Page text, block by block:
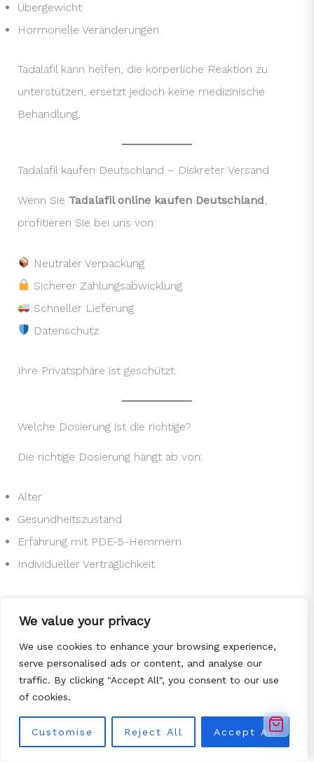
We value your privacy
We use cookies to enhance your browsing experience,
serve personalised ads or content, and analyse our
traffic. By clicking "Accept All", you consent to our use
of cookies.
Customise Reject All Accept All
Übergewicht
Hormonelle Veränderungen
Tadalafil kann helfen, die körperliche Reaktion zu
unterstützen, ersetzt jedoch keine medizinische
Behandlung.
Tadalafil kaufen Deutschland – Diskreter Versand
Wenn Sie Tadalafil online kaufen Deutschland,
profitieren Sie bei uns von:
Neutraler Verpackung
Sicherer Zahlungsabwicklung
Schneller Lieferung
Datenschutz
Ihre Privatsphäre ist geschützt.
Welche Dosierung ist die richtige?
Die richtige Dosierung hängt ab von:
Alter
Gesundheitszustand
Erfahrung mit PDE-5-Hemmern
Individueller Verträglichkeit
Tadalafil 5mg
Tadalafil 10mg
Tadalafil 20mg
Viele Kunden beginnen mit einer mittleren Dosierung
wie 10mg oder 20mg.